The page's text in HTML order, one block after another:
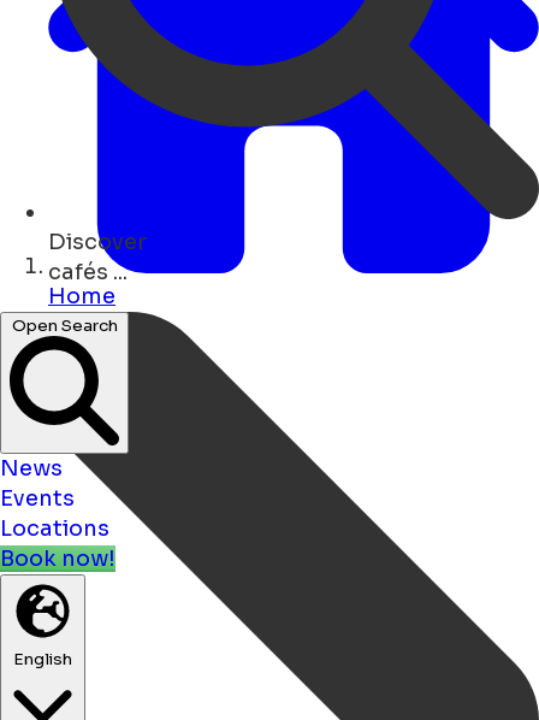
Discover
hotels ...
Open Search
News
Events
Locations
Book now!
English
Home